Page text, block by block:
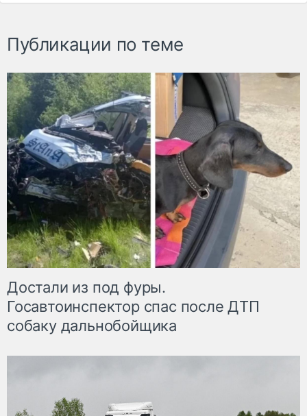
Публикации по теме
Достали из под фуры.
Госавтоинспектор спас после ДТП
собаку дальнобойщика